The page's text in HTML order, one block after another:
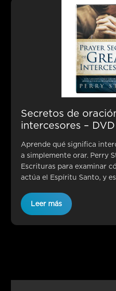
Secretos de
intercesores – DVD
Aprende qué significa
a simplemente orar. Perry
Escrituras para examinar
actúa el Espíritu Santo, y
Leer más